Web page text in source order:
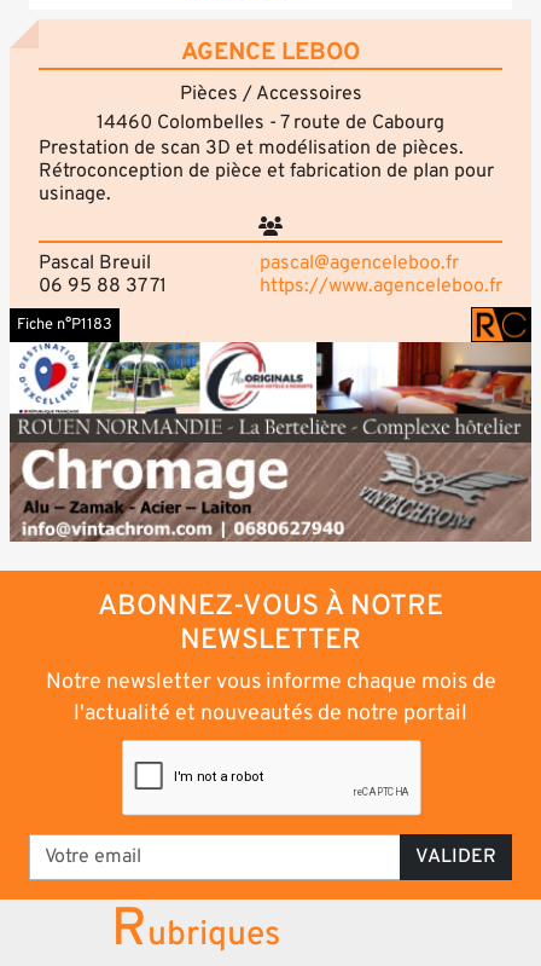
AGENCE LEBOO
Pièces / Accessoires
14460 Colombelles - 7 route de Cabourg
Prestation de scan 3D et modélisation de pièces.
Rétroconception de pièce et fabrication de plan pour
usinage.
Pascal Breuil
06 95 88 37 71
pascal@agenceleboo.fr
https://www.agenceleboo.fr
Fiche n°P1183
ABONNEZ-VOUS À NOTRE
NEWSLETTER
Notre newsletter vous informe chaque mois de
l'actualité et nouveautés de notre portail
VALIDER
Rubriques